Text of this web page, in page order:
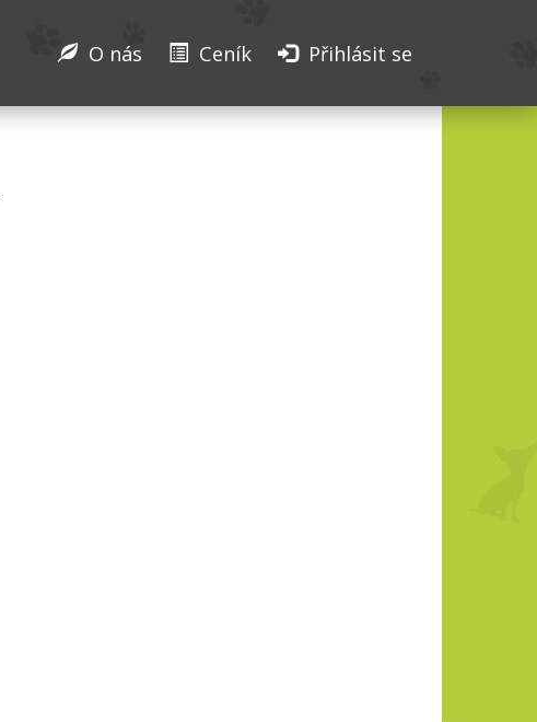
O nás Ceník Přihlásit se